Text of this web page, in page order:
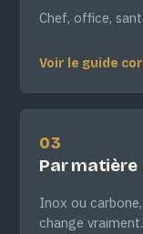
Chef, office,
Voir le guide
03
Par matière
Inox ou
change vraiment.